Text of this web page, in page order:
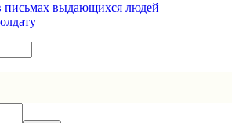
письмах выдающихся людей